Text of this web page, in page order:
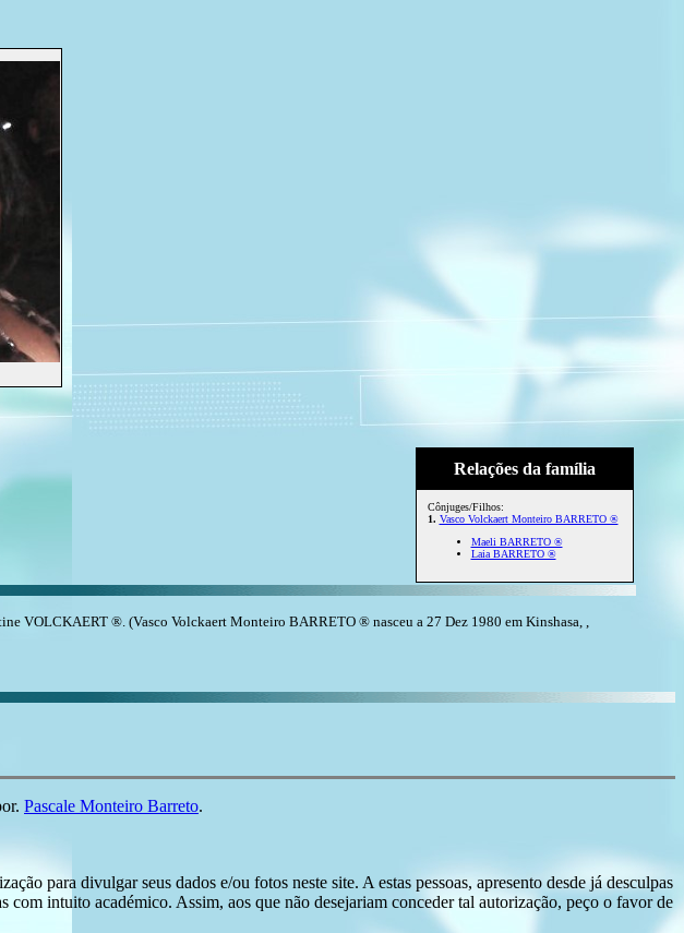
Relações da família
Cônjuges/Filhos:
1. Vasco Volckaert Monteiro BARRETO ®
Maeli BARRETO ®
Laia BARRETO ®
VOLCKAERT ®. (Vasco Volckaert Monteiro BARRETO ® nasceu a 27 Dez 1980 em Kinshasa, ,
Pascale Monteiro Barreto.
para divulgar seus dados e/ou fotos neste site. A estas pessoas, apresento desde já desculpas
intuito académico. Assim, aos que não desejariam conceder tal autorização, peço o favor de